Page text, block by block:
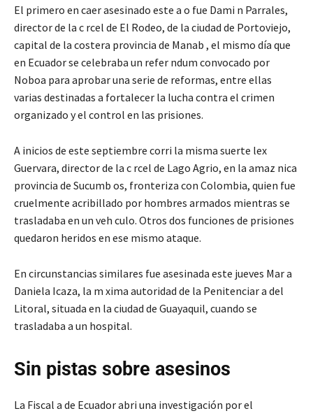
El primero en caer asesinado este a o fue Dami n Parrales,
director de la c rcel de El Rodeo, de la ciudad de Portoviejo,
capital de la costera provincia de Manab , el mismo día que
en Ecuador se celebraba un refer ndum convocado por
Noboa para aprobar una serie de reformas, entre ellas
varias destinadas a fortalecer la lucha contra el crimen
organizado y el control en las prisiones.
A inicios de este septiembre corri la misma suerte lex
Guervara, director de la c rcel de Lago Agrio, en la amaz nica
provincia de Sucumb os, fronteriza con Colombia, quien fue
cruelmente acribillado por hombres armados mientras se
trasladaba en un veh culo. Otros dos funciones de prisiones
quedaron heridos en ese mismo ataque.
En circunstancias similares fue asesinada este jueves Mar a
Daniela Icaza, la m xima autoridad de la Penitenciar a del
Litoral, situada en la ciudad de Guayaquil, cuando se
trasladaba a un hospital.
Sin pistas sobre asesinos
La Fiscal a de Ecuador abri una investigación por el